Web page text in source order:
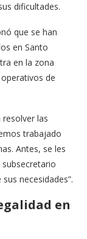
dificultades.
que se han
en Santo
en la zona
de
las
trabajado
Antes, se les
necesidades”.
en